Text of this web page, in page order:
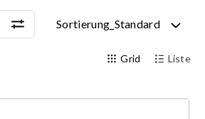
Sortierung_Standard
Grid Liste